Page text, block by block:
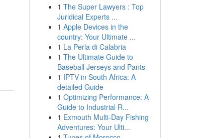
1 The Super Lawyers : Top
Juridical Experts ...
1 Apple Devices in the
country: Your Ultimate ...
1 La Perla di Calabria
1 The Ultimate Guide to
Baseball Jerseys and Pants
1 IPTV in South Africa: A
detailed Guide
1 Optimizing Performance: A
Guide to Industrial R...
1 Exmouth Multi-Day Fishing
Adventures: Your Ulti...